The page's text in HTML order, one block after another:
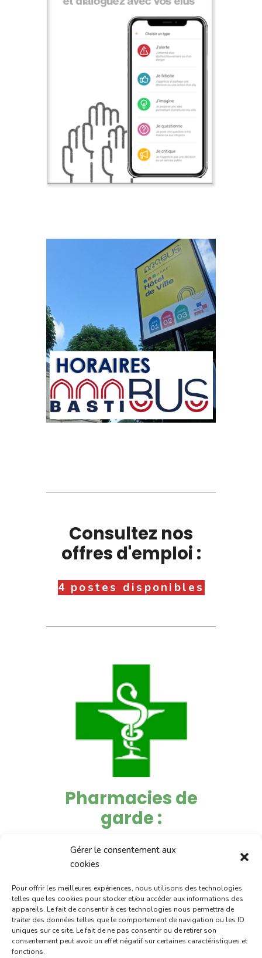
Gérer le consentement aux
cookies
Pour offrir les meilleures expériences, nous utilisons des technologies
telles que les cookies pour stocker et/ou accéder aux informations des
appareils. Le fait de consentir à ces technologies nous permettra de
traiter des données telles que le comportement de navigation ou les ID
uniques sur ce site. Le fait de ne pas consentir ou de retirer son
consentement peut avoir un effet négatif sur certaines caractéristiques et
fonctions.
Consultez nos
offres d'emploi :
4 postes disponibles
Pharmacies de
garde :
du 6 au 10 juillet :pharmacie
Charignon-Dumas (La Fouillade)
du 10 au 15 juillet :pharmacie
Dupont (place de la République)
du 15 au 17 juillet:pharmacie
Palobart (Laguépie)